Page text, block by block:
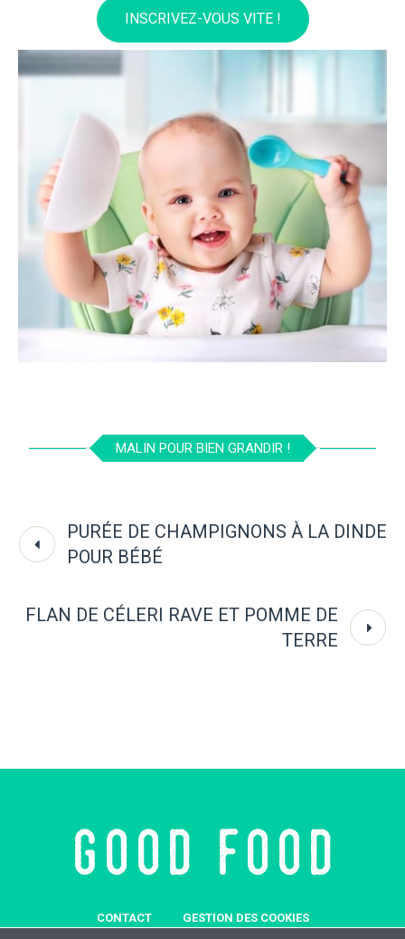
INSCRIVEZ-VOUS VITE !
MALIN POUR BIEN GRANDIR !
PURÉE DE CHAMPIGNONS À LA DINDE
POUR BÉBÉ
FLAN DE CÉLERI RAVE ET POMME DE
TERRE
CONTACT
GESTION DES COOKIES